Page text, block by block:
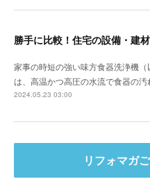
家事の時短の強い味方食器洗浄機（
は、高温かつ高圧の水流で食器の
2024.05.23 03:00
リフォマガ